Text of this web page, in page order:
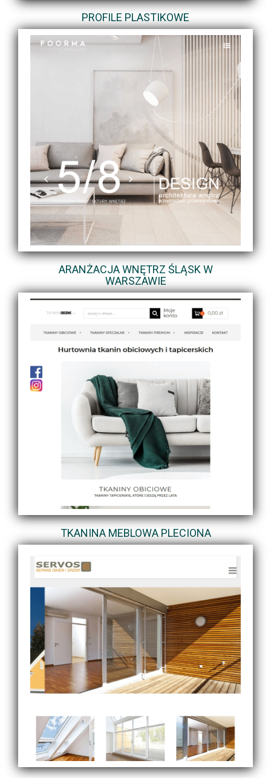
PROFILE PLASTIKOWE
ARANŻACJA WNĘTRZ ŚLĄSK W
WARSZAWIE
TKANINA MEBLOWA PLECIONA